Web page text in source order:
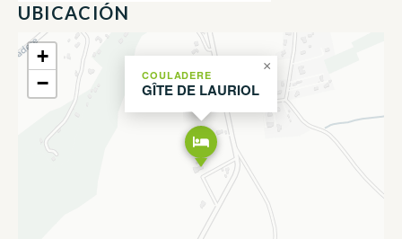
UBICACIÓN
COULADERE
GÎTE DE LAURIOL
×
+
−